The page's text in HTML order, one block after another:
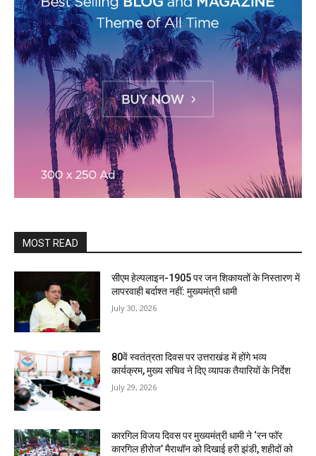
MOST READ
सीएम हेल्पलाइन-1905 पर जन शिकायतों के निस्तारण में
लापरवाही बर्दाश्त नहीं: मुख्यमंत्री धामी
July 30, 2026
80वें स्वतंत्रता दिवस पर उत्तराखंड में होंगे भव्य
कार्यक्रम, मुख्य सचिव ने दिए व्यापक तैयारियों के निर्देश
July 29, 2026
कारगिल विजय दिवस पर मुख्यमंत्री धामी ने ‘रन फॉर
कारगिल हीरोज’ मैराथॉन को दिखाई हरी झंडी, शहीदों को